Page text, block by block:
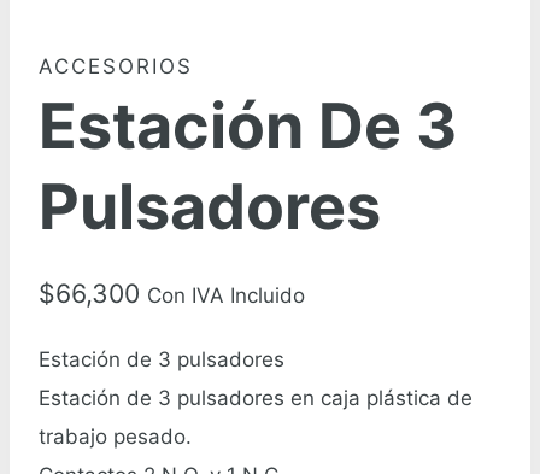
ACCESORIOS
Estación De 3
Pulsadores
$66,300 Con IVA Incluido
Estación de 3 pulsadores
Estación de 3 pulsadores en caja plástica de
trabajo pesado.